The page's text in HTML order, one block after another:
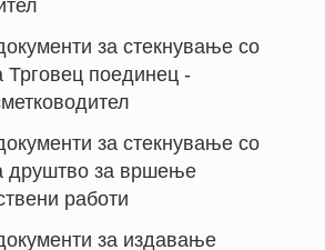
за стекнување со
Трговец поединец -
за стекнување со
друштво за вршење
работи
за издавање